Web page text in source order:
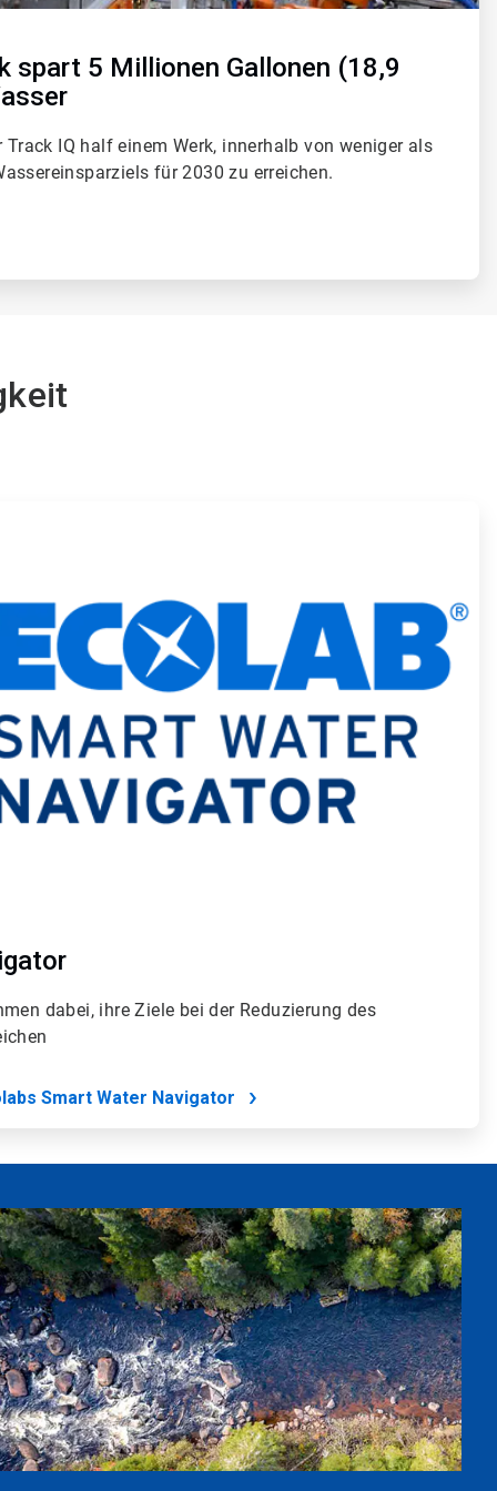
spart 5 Millionen Gallonen (18,9
Track IQ half einem Werk, innerhalb von weniger als
für 2030 zu erreichen.
dabei, ihre Ziele bei der Reduzierung des
Smart Water Navigator